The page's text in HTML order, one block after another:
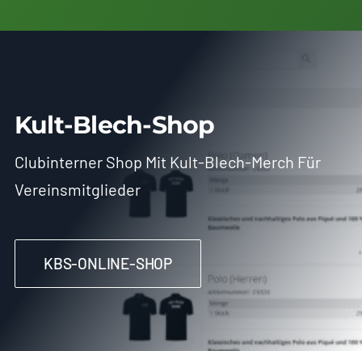
Kult-Blech-Shop
Clubinterner Shop Mit Kult-Blech-Merch Für
Vereinsmitglieder
KBS-ONLINE-SHOP